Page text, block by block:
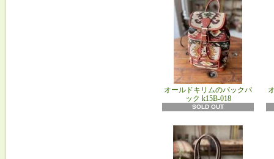
オールドキリムのバックパ
ック k15B‐018
SOLD OUT